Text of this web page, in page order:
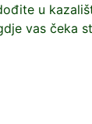
u
vas čeka